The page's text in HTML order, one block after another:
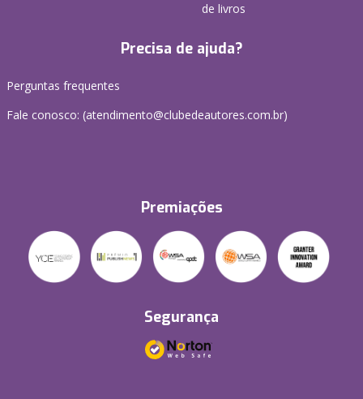
de livros
Precisa de ajuda?
Perguntas frequentes
Fale conosco: (atendimento@clubedeautores.com.br)
Premiações
Segurança